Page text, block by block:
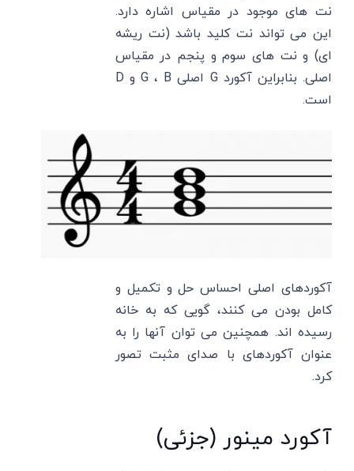
نت های موجود در مقیاس اشاره دارد.
این می تواند نت کلید باشد (نت ریشه
ای) و نت های سوم و پنجم در مقیاس
اصلی. بنابراین آکورد G اصلی G ، B و D
است.
آکوردهای اصلی احساس حل و تکمیل و
کامل بودن می کنند، گویی که به خانه
رسیده اند. همچنین می توان آنها را به
عنوان آکوردهای با صدای مثبت تصور
کرد.
آکورد مینور (جزئی)